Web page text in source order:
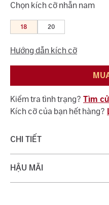
Chọn kích cỡ nhẫn nam
18 20
Hướng dẫn kích cỡ
Kiểm tra tình trạng? Tìm
Kích cỡ của bạn hết hàng?
CHI TIẾT
Chất liệu:
HẬU MÃI